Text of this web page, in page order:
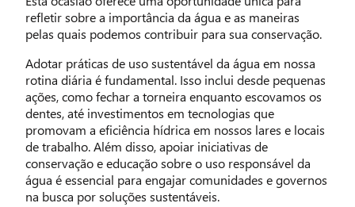
refletir sobre a importância da água e as maneiras
pelas quais podemos contribuir para sua conservação.
Adotar práticas de uso sustentável da água em nossa
rotina diária é fundamental. Isso inclui desde pequenas
ações, como fechar a torneira enquanto escovamos os
dentes, até investimentos em tecnologias que
promovam a eficiência hídrica em nossos lares e locais
de trabalho. Além disso, apoiar iniciativas de
conservação e educação sobre o uso responsável da
água é essencial para engajar comunidades e governos
na busca por soluções sustentáveis.